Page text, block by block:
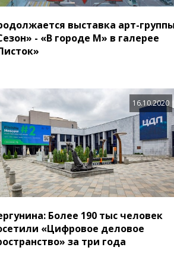
выставка арт-группы
- «В городе М» в галерее
16.10.2020
Более 190 тыс человек
«Цифровое деловое
за три года